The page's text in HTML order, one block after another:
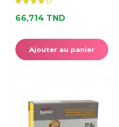
66,714 TND
Ajouter au panier